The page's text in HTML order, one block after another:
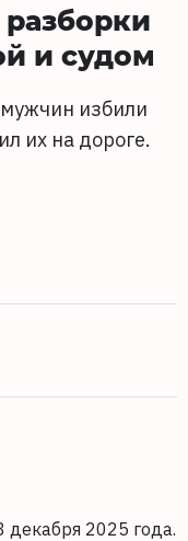
и судом
избили
их на дороге.
декабря 2025 года.